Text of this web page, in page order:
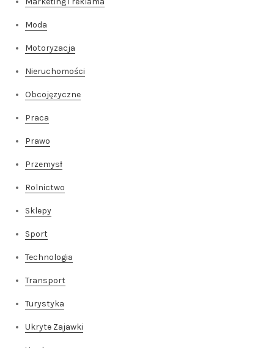
Moda
Motoryzacja
Nieruchomości
Obcojęzyczne
Praca
Prawo
Przemysł
Rolnictwo
Sklepy
Sport
Technologia
Transport
Turystyka
Ukryte Zajawki